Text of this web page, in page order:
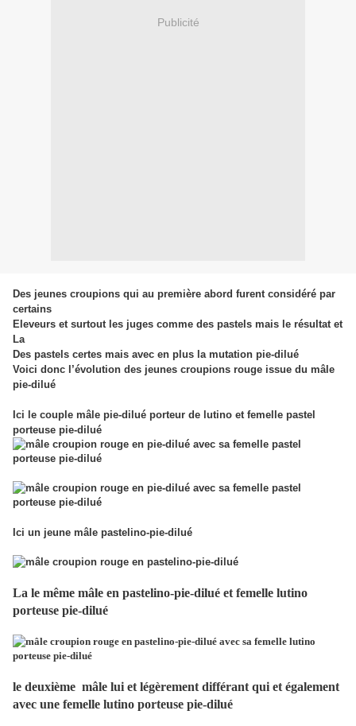
Publicité
Des jeunes croupions qui au première abord furent considéré par
certains
Eleveurs et surtout les juges comme des pastels mais le résultat et
La
Des pastels certes mais avec en plus la mutation pie-dilué
Voici donc l’évolution des jeunes croupions rouge issue du mâle
pie-dilué
Ici le couple mâle pie-dilué porteur de lutino et femelle pastel
porteuse pie-dilué
Ici un jeune mâle pastelino-pie-dilué
La le même mâle en pastelino-pie-dilué et femelle lutino
porteuse pie-dilué
le deuxième mâle lui et légèrement différant qui et également
avec une femelle lutino porteuse pie-dilué